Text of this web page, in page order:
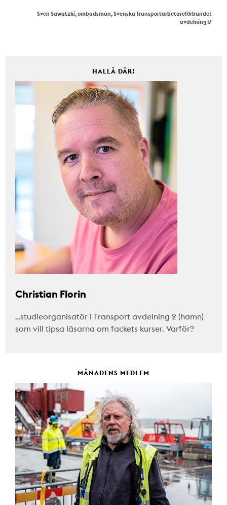
Sven Sawatzki, ombudsman, Svenska Transportarbetareförbundet
avdelning 17
HALLÅ DÄR!
Christian Florin
…studieorganisatör i Transport avdelning 2 (hamn)
som vill tipsa läsarna om fackets kurser. Varför?
MÅNADENS MEDLEM